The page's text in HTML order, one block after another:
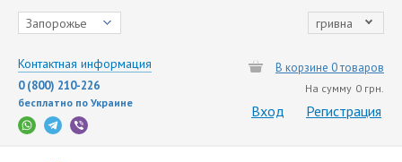
Запорожье гривна
Контактная информация
0 (800) 210-226
бесплатно по Украине
В корзине 0 товаров
На сумму 0 грн.
Вход Регистрация